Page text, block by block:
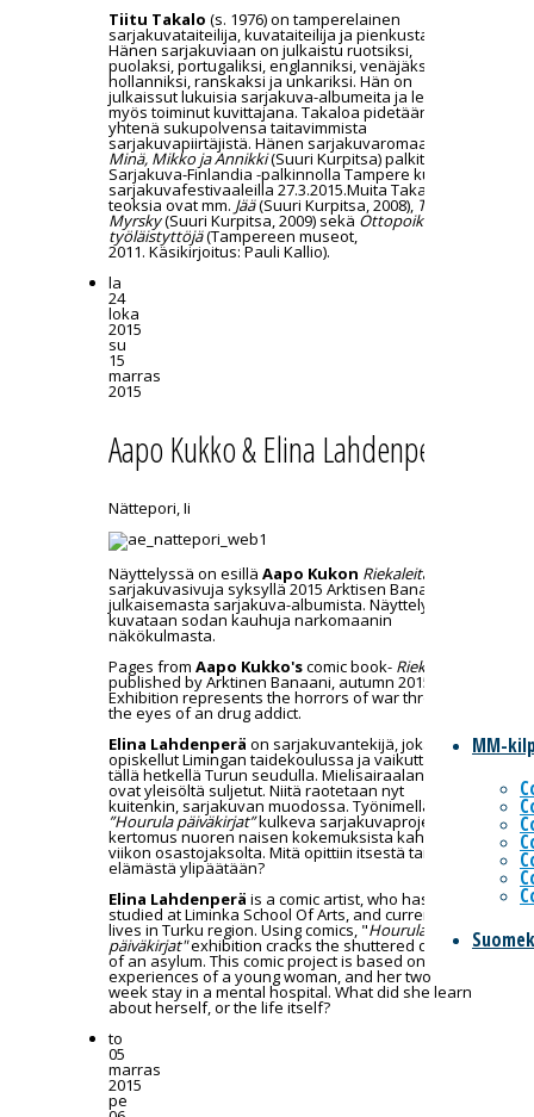
MM-
Tiitu Takalo (s. 1976) on tamperelainen
sarjakuvataiteilija, kuvataiteilija ja pienkustantaja.
Hänen sarjakuviaan on julkaistu ruotsiksi,
puolaksi, portugaliksi, englanniksi, venäjäksi,
hollanniksi, ranskaksi ja unkariksi. Hän on
julkaissut lukuisia sarjakuva-albumeita ja lehtiä ja
myös toiminut kuvittajana. Takaloa pidetään
yhtenä sukupolvensa taitavimmista
sarjakuvapiirtäjistä. Hänen sarjakuvaromaaninsa
Minä, Mikko ja Annikki(Suuri Kurpitsa) palkittiin
Sarjakuva-Finlandia -palkinnolla Tampere kuplii –
sarjakuvafestivaaleilla 27.3.2015.Muita Takalon
teoksia ovat mm. Jää(Suuri Kurpitsa, 2008), Tuuli ja
Myrsky(Suuri Kurpitsa, 2009) sekä Ottopoikia ja
työläistyttöjä(Tampereen museot,
2011. Käsikirjoitus: Pauli Kallio).
la
24
loka
2015
su
15
marras
2015
Aapo Kukko & Elina Lahdenperä
Nättepori, Ii
Näyttelyssä on esilläAapo Kukon Riekaleita
sarjakuvasivuja syksyllä 2015 Arktisen Banaanin
julkaisemasta sarjakuva-albumista. Näyttelyssä
kuvataan sodan kauhuja narkomaanin
näkökulmasta.
Pages fromAapo Kukko'scomic book- Riekaleita
published by Arktinen Banaani, autumn 2015.
Exhibition represents the horrors of war through
the eyes of an drug addict.
Elina Lahdenperä on sarjakuvantekijä, joka on
opiskellut Limingan taidekoulussa ja vaikuttaa
tällä hetkellä Turun seudulla.Mielisairaalan ovet
ovat yleisöltä suljetut. Niitä raotetaan nyt
kuitenkin, sarjakuvan muodossa. Työnimellä
”Hourula päiväkirjat”kulkeva sarjakuvaprojekti on
kertomus nuoren naisen kokemuksista kahden
viikon osastojaksolta. Mitä opittiin itsestä tai
elämästä ylipäätään?
Elina Lahdenperä is a comic artist, who has
studied at Liminka School Of Arts, and currently
lives in Turku region. Using comics, "Hourula
päiväkirjat"exhibition cracks the shuttered doors
of an asylum. This comic project is based on the
experiences of a young woman, and her two
week stay in a mental hospital. What did she learn
about herself, or the life itself?
to
05
marras
2015
pe